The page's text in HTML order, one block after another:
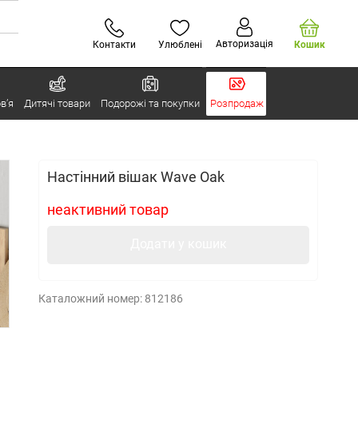
Контакти Улюблені Авторизація Кошик
Дитячі товари Подорожі та покупки Розпродаж
Настінний вішак Wave Oak
неактивний товар
Каталожний номер: 812186